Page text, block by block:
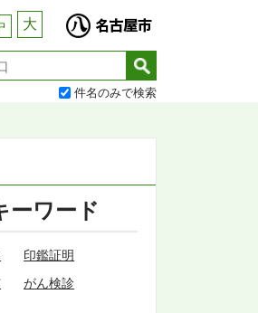
大
件名のみで検索
ーワード
印鑑証明
がん検診